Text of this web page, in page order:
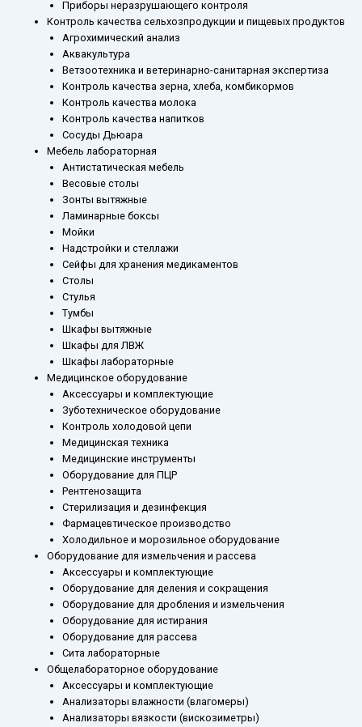
Приборы неразрушающего контроля
Контроль качества сельхозпродукции и пищевых продуктов
Агрохимический анализ
Аквакультура
Ветзоотехника и ветеринарно-санитарная экспертиза
Контроль качества зерна, хлеба, комбикормов
Контроль качества молока
Контроль качества напитков
Сосуды Дьюара
Мебель лабораторная
Антистатическая мебель
Весовые столы
Зонты вытяжные
Ламинарные боксы
Мойки
Надстройки и стеллажи
Сейфы для хранения медикаментов
Столы
Стулья
Тумбы
Шкафы вытяжные
Шкафы для ЛВЖ
Шкафы лабораторные
Медицинское оборудование
Аксессуары и комплектующие
Зуботехническое оборудование
Контроль холодовой цепи
Медицинская техника
Медицинские инструменты
Оборудование для ПЦР
Рентгенозащита
Стерилизация и дезинфекция
Фармацевтическое производство
Холодильное и морозильное оборудование
Оборудование для измельчения и рассева
Аксессуары и комплектующие
Оборудование для деления и сокращения
Оборудование для дробления и измельчения
Оборудование для истирания
Оборудование для рассева
Сита лабораторные
Общелабораторное оборудование
Аксессуары и комплектующие
Анализаторы влажности (влагомеры)
Анализаторы вязкости (вискозиметры)